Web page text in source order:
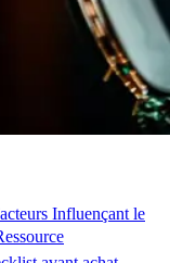
Influençant le